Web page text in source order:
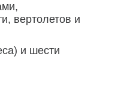
вертолетов и
и шести